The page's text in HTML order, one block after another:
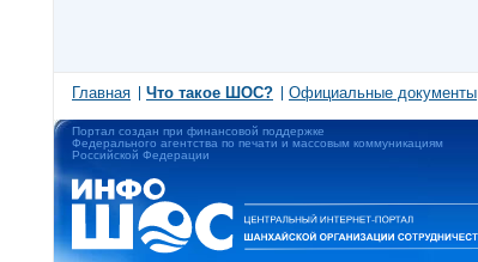
Главная Что такое ШОС? Официальные документы
Портал создан при финансовой поддержке
Федерального агентства по печати и массовым коммуникациям
Российской Федерации